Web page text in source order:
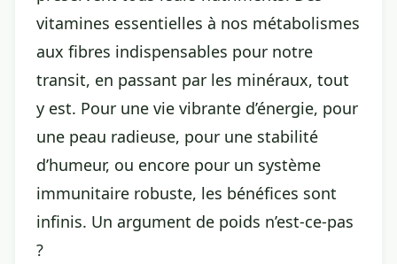
vitamines essentielles à nos métabolismes
aux fibres indispensables pour notre
transit, en passant par les minéraux, tout
y est. Pour une vie vibrante d’énergie, pour
une peau radieuse, pour une stabilité
d’humeur, ou encore pour un système
immunitaire robuste, les bénéfices sont
infinis. Un argument de poids n’est-ce-pas
?